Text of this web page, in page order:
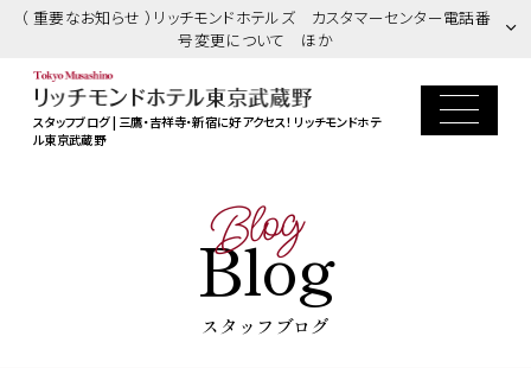
（ 重要なお知らせ ）リッチモンドホテルズ カスタマーセンター電話番
号変更について ほか
スタッフブログ | 三鷹・吉祥寺・新宿に好アクセス！ リッチモンドホテ
ル東京武蔵野
Blog
Blog
スタッフブログ